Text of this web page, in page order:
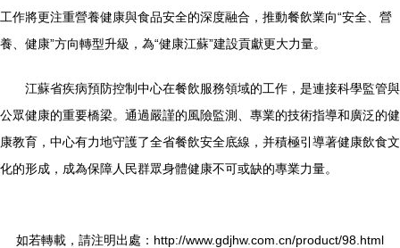
工作將更注重營養健康與食品安全的深度融合，推動餐飲業向“安全、營
養、健康”方向轉型升級，為“健康江蘇”建設貢獻更大力量。
江蘇省疾病預防控制中心在餐飲服務領域的工作，是連接科學監管與
公眾健康的重要橋梁。通過嚴謹的風險監測、專業的技術指導和廣泛的健
康教育，中心有力地守護了全省餐飲安全底線，并積極引導著健康飲食文
化的形成，成為保障人民群眾身體健康不可或缺的專業力量。
如若轉載，請注明出處：http://www.gdjhw.com.cn/product/98.html